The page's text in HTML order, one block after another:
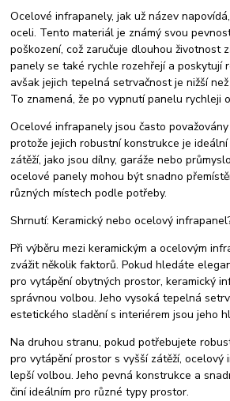
Ocelové infrapanely, jak už název
oceli. Tento materiál je známý svou
poškození, což zaručuje dlouhou životnost
panely se také rychle rozehřejí a poskytují
avšak jejich tepelná setrvačnost je nižší
To znamená, že po vypnutí panelu rychleji
Ocelové infrapanely jsou často
protože jejich robustní konstrukce je
zátěží, jako jsou dílny, garáže nebo
ocelové panely mohou být snadno
různých místech podle potřeby.
Shrnutí: Keramický nebo ocelový
Při výběru mezi keramickým a ocelovým
zvážit několik faktorů. Pokud hledáte
pro vytápění obytných prostor, keramický
správnou volbou. Jeho vysoká tepelná
estetického sladění s interiérem jsou jeho
Na druhou stranu, pokud potřebujete
pro vytápění prostor s vyšší zátěží,
lepší volbou. Jeho pevná konstrukce a
činí ideálním pro různé typy prostor.